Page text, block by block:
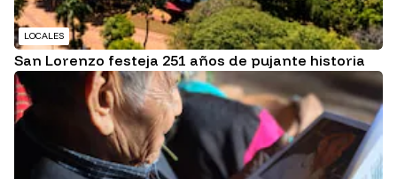
LOCALES
San Lorenzo festeja 251 años de pujante historia